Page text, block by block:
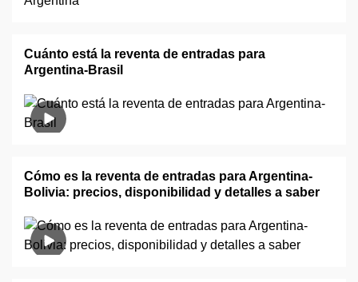
Cuánto está la reventa de entradas para
Argentina-Brasil
Cómo es la reventa de entradas para Argentina-
Bolivia: precios, disponibilidad y detalles a saber